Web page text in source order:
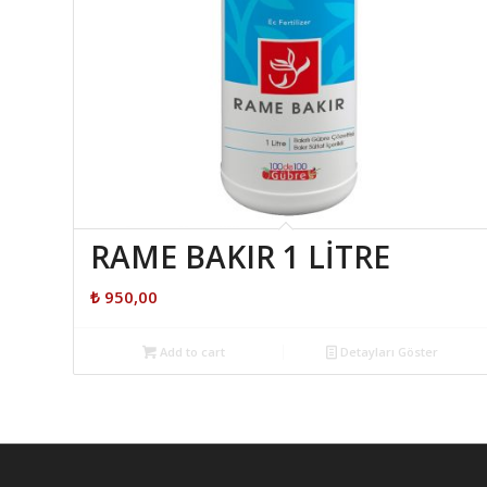
RAME BAKIR 1 LİTRE
₺ 950,00
Add to cart Detayları Göster